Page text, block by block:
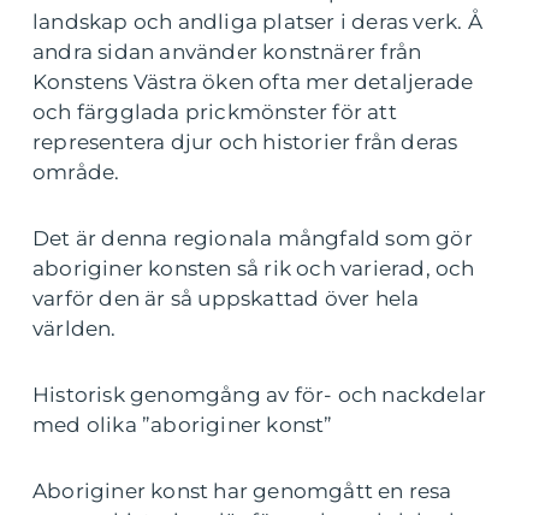
landskap och andliga platser i deras verk. Å
andra sidan använder konstnärer från
Konstens Västra öken ofta mer detaljerade
och färgglada prickmönster för att
representera djur och historier från deras
område.
Det är denna regionala mångfald som gör
aboriginer konsten så rik och varierad, och
varför den är så uppskattad över hela
världen.
Historisk genomgång av för- och nackdelar
med olika ”aboriginer konst”
Aboriginer konst har genomgått en resa